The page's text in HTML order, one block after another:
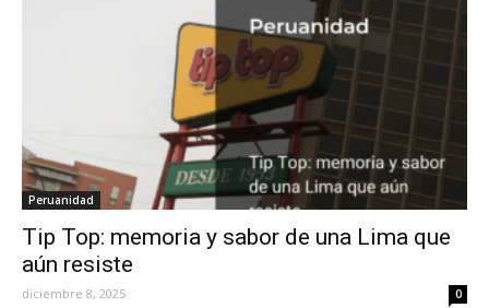
Peruanidad
Tip Top: memoria y sabor de una Lima que
aún resiste
diciembre 8, 2025 0